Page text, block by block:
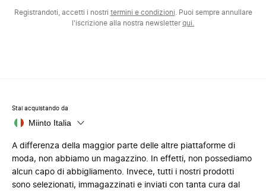
Registrandoti, accetti i nostri termini e condizioni . Puoi sempre annullare
l'iscrizione alla nostra newsletterqui.
Stai acquistando da
Miinto Italia
A differenza della maggior parte delle altre piattaforme di
moda, non abbiamo un magazzino. In effetti, non possediamo
alcun capo di abbigliamento. Invece, tutti i nostri prodotti
sono selezionati, immagazzinati e inviati con tanta cura dal